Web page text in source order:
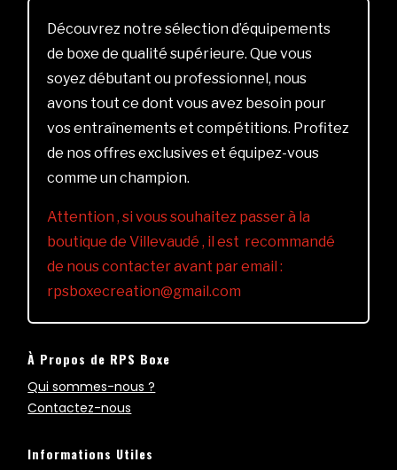
Découvrez notre sélection d’équipements
de boxe de qualité supérieure. Que vous
soyez débutant ou professionnel, nous
avons tout ce dont vous avez besoin pour
vos entraînements et compétitions. Profitez
de nos offres exclusives et équipez-vous
comme un champion.
Attention , si vous souhaitez passer à la
boutique de Villevaudé , il est recommandé
de nous contacter avant par email :
rpsboxecreation@gmail.com
À Propos de RPS Boxe
Qui sommes-nous ?
Contactez-nous
Informations Utiles